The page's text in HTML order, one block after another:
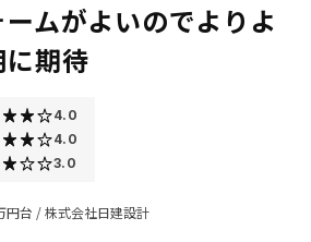
ムがよいのでよりよ
期待
4.0
4.0
3.0
円台 /株式会社日建設計